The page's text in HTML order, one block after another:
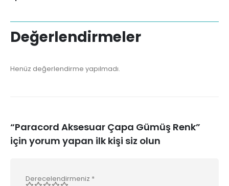
Değerlendirmeler
Henüz değerlendirme yapılmadı.
“Paracord Aksesuar Çapa Gümüş Renk”
için yorum yapan ilk kişi siz olun
Derecelendirmeniz *